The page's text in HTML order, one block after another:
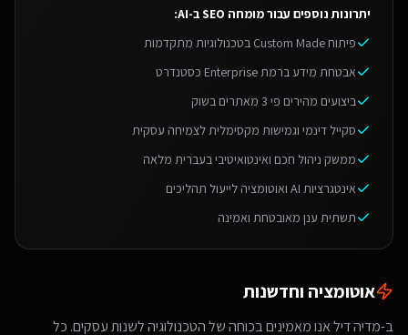
יתרונות נוספים עבורמומחה SEO ב-AI
:
פיתוח Custom Made בטכנולוגיות מתקדמות
אבטחת מידע ברמת Enterprise כסטנדרט
ביצועים מהירים פי 3 מאתרים בשוק
סקייל דינמי וגמישות מקסימלית לצמיחה עסקית
ממשק ניהול חכם ואינטואיטיבי בעברית מלאה
אינטגרציות AI ואוטומציה לייעול תהליכים
תשתית ענן מאובטחת ואמינה
אוטומציה וחדשנות
ב-מדיה דיל אנו מאמינים בכוחה של הטכנולוגיה לשנות עסקים. כל